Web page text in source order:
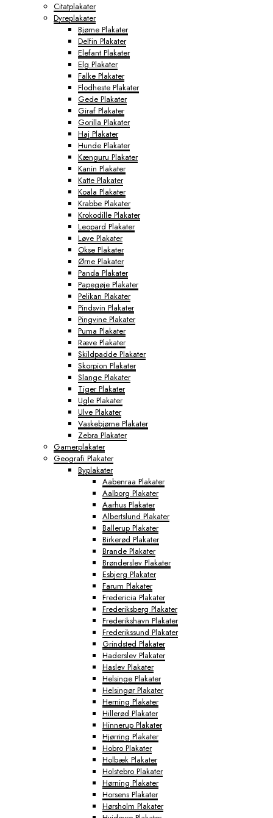
Citatplakater
Dyreplakater
Bjørne Plakater
Delfin Plakater
Elefant Plakater
Elg Plakater
Falke Plakater
Flodheste Plakater
Gede Plakater
Giraf Plakater
Gorilla Plakater
Haj Plakater
Hunde Plakater
Kænguru Plakater
Kanin Plakater
Katte Plakater
Koala Plakater
Krabbe Plakater
Krokodille Plakater
Leopard Plakater
Løve Plakater
Okse Plakater
Ørne Plakater
Panda Plakater
Papegøje Plakater
Pelikan Plakater
Pindsvin Plakater
Pingvine Plakater
Puma Plakater
Ræve Plakater
Skildpadde Plakater
Skorpion Plakater
Slange Plakater
Tiger Plakater
Ugle Plakater
Ulve Plakater
Vaskebjørne Plakater
Zebra Plakater
Gamerplakater
Geografi Plakater
Byplakater
Aabenraa Plakater
Aalborg Plakater
Aarhus Plakater
Albertslund Plakater
Ballerup Plakater
Birkerød Plakater
Brande Plakater
Brønderslev Plakater
Esbjerg Plakater
Farum Plakater
Fredericia Plakater
Frederiksberg Plakater
Frederikshavn Plakater
Frederikssund Plakater
Grindsted Plakater
Haderslev Plakater
Haslev Plakater
Helsinge Plakater
Helsingør Plakater
Herning Plakater
Hillerød Plakater
Hinnerup Plakater
Hjørring Plakater
Hobro Plakater
Holbæk Plakater
Holstebro Plakater
Hørning Plakater
Horsens Plakater
Hørsholm Plakater